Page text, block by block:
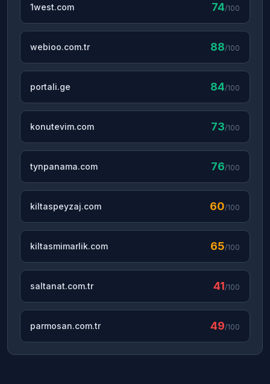
1west.com 74/100
webioo.com.tr 88/100
portali.ge 84/100
konutevim.com 73/100
tynpanama.com 76/100
kiltaspeyzaj.com 60/100
kiltasmimarlik.com 65/100
saltanat.com.tr 41/100
parmosan.com.tr 49/100